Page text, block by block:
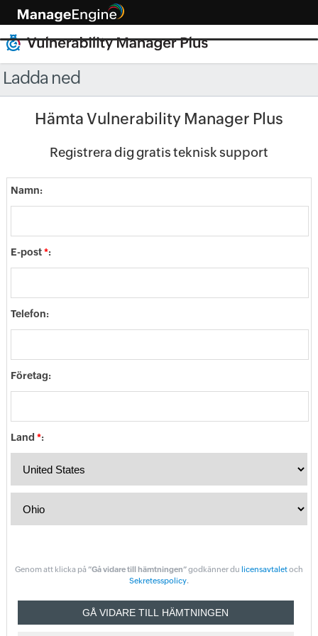
Ladda ned
Hämta Vulnerability Manager Plus
Registrera dig gratis teknisk support
Namn:
E-post*:
Telefon:
Företag:
Land *:
Genom att klicka på ”Gå vidare till hämtningen”godkänner du licensavtaletoch
Sekretesspolicy.